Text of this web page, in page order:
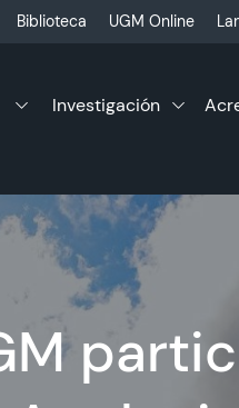
Biblioteca UGM Online
Investigación